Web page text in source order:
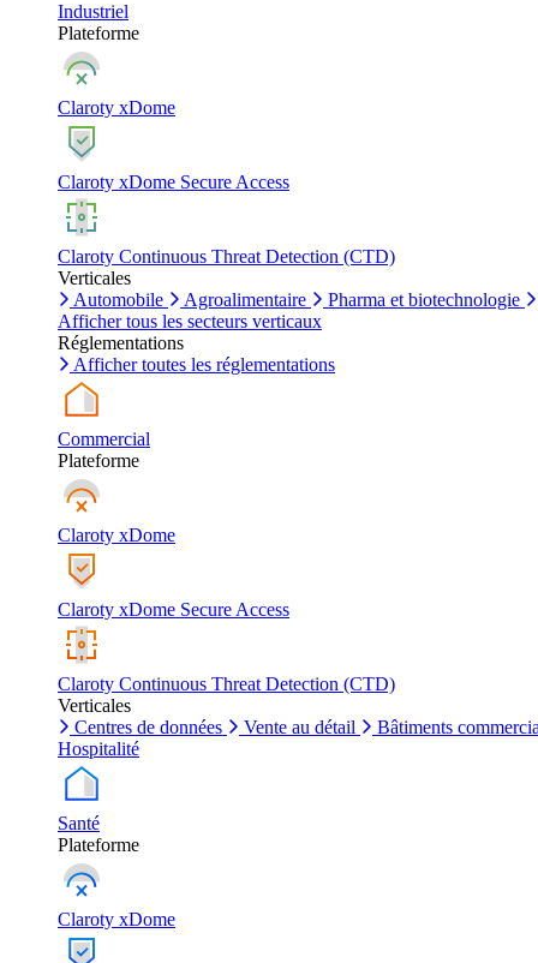
Industriel
Plateforme
Claroty xDome
Claroty xDome Secure Access
Claroty Continuous Threat Detection (CTD)
Verticales
Automobile
Agroalimentaire
Pharma et biotechnologie
Afficher tous les secteurs verticaux
Réglementations
Afficher toutes les réglementations
Commercial
Plateforme
Claroty xDome
Claroty xDome Secure Access
Claroty Continuous Threat Detection (CTD)
Verticales
Centres de données
Vente au détail
Bâtiments
Hospitalité
Santé
Plateforme
Claroty xDome